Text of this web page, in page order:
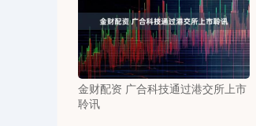
金财配资 广合科技通过港交所上市
聆讯